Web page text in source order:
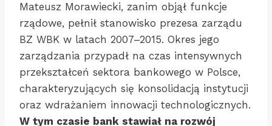
Mateusz Morawiecki, zanim objął funkcje
rządowe, pełnił stanowisko prezesa zarządu
BZ WBK w latach 2007–2015. Okres jego
zarządzania przypadł na czas intensywnych
przekształceń sektora bankowego w Polsce,
charakteryzujących się konsolidacją instytucji
oraz wdrażaniem innowacji technologicznych.
W tym czasie bank stawiał na rozwój